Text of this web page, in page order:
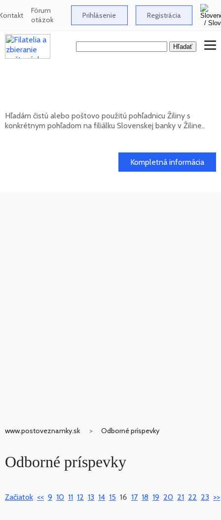
Fórum
otázok Prihlásenie Registrácia
Hľadám čistú alebo poštovo použitú pohľadnicu Žiliny s
konkrétnym pohľadom na filiálku Slovenskej banky v Žiline..
Kompletná informácia
www.postoveznamky.sk Odborné príspevky
Odborné príspevky
Začiatok << 9 10 11 12 13 14 15 16 17 18 19 20 21 22 23 >>